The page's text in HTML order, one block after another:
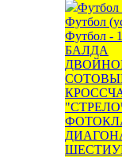
Футбол
Футбол
Футбол - 1
БАЛДА